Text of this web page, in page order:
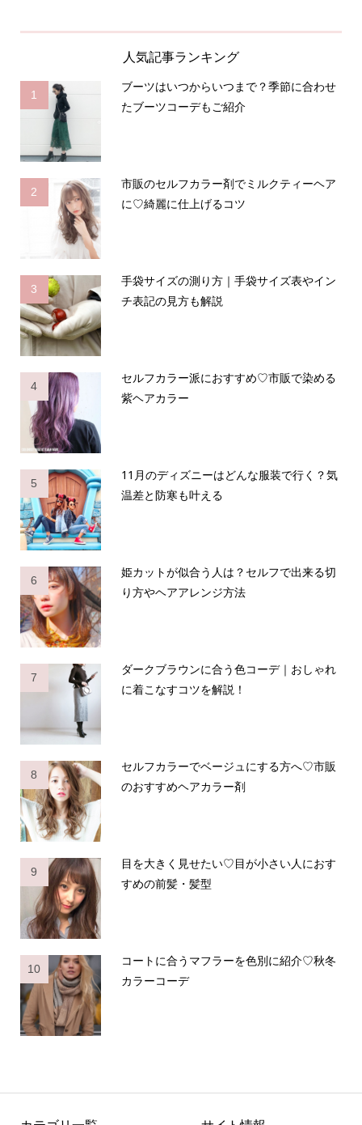
人気記事ランキング
1
ブーツはいつからいつまで？季節に合わせ
たブーツコーデもご紹介
2
市販のセルフカラー剤でミルクティーヘア
に♡綺麗に仕上げるコツ
3
手袋サイズの測り方｜手袋サイズ表やイン
チ表記の見方も解説
4
セルフカラー派におすすめ♡市販で染める
紫ヘアカラー
5
11月のディズニーはどんな服装で行く？気
温差と防寒も叶える
6
姫カットが似合う人は？セルフで出来る切
り方やヘアアレンジ方法
7
ダークブラウンに合う色コーデ｜おしゃれ
に着こなすコツを解説！
8
セルフカラーでベージュにする方へ♡市販
のおすすめヘアカラー剤
9
目を大きく見せたい♡目が小さい人におす
すめの前髪・髪型
10
コートに合うマフラーを色別に紹介♡秋冬
カラーコーデ